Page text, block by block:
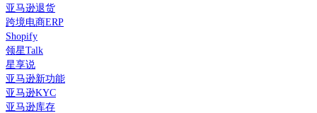
亚马逊退货
跨境电商ERP
Shopify
领星Talk
星享说
亚马逊新功能
亚马逊KYC
亚马逊库存